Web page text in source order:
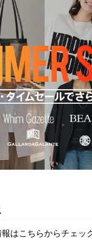
はこちらからチェッ